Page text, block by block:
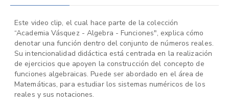
Este video clip, el cual hace parte de la colección
“Academia Vásquez - Algebra - Funciones", explica cómo
denotar una función dentro del conjunto de números reales.
Su intencionalidad didáctica está centrada en la realización
de ejercicios que apoyen la construcción del concepto de
funciones algebraicas. Puede ser abordado en el área de
Matemáticas, para estudiar los sistemas numéricos de los
reales y sus notaciones.